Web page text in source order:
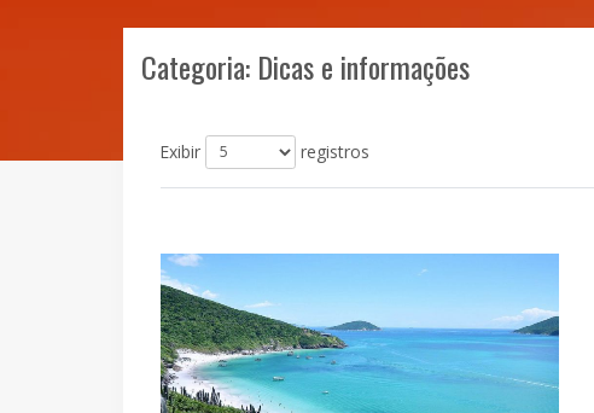
Categoria: Dicas e informações
Exibir registros